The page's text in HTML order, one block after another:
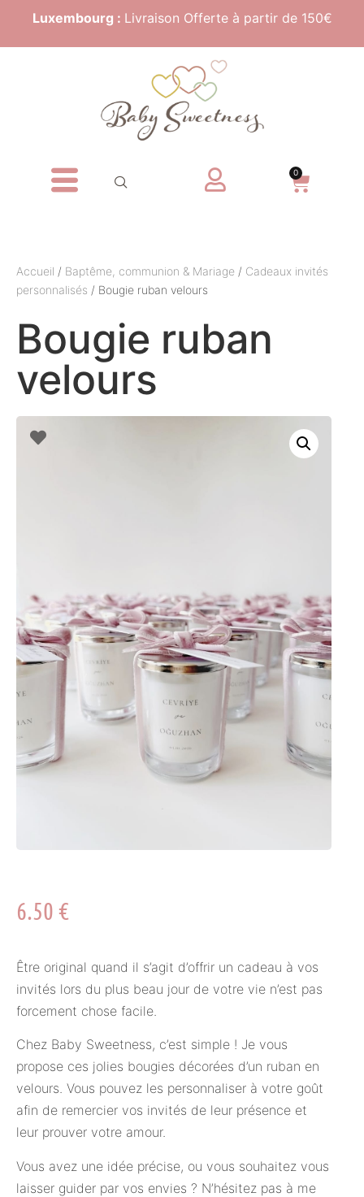
Luxembourg : Livraison Offerte à partir de 150€
0
Accueil / Baptême, communion & Mariage / Cadeaux invités
personnalisés / Bougie ruban velours
Bougie ruban
velours
6.50 €
Être original quand il s’agit d’offrir un cadeau à vos
invités lors du plus beau jour de votre vie n’est pas
forcement chose facile.
Chez Baby Sweetness, c’est simple ! Je vous
propose ces jolies bougies décorées d’un ruban en
velours. Vous pouvez les personnaliser à votre goût
afin de remercier vos invités de leur présence et
leur prouver votre amour.
Vous avez une idée précise, ou vous souhaitez vous
laisser guider par vos envies ? N’hésitez pas à me